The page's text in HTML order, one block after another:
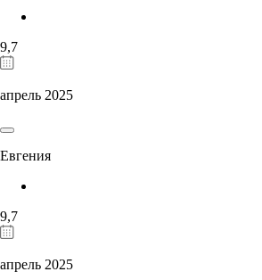
9,7
апрель 2025
Евгения
9,7
апрель 2025